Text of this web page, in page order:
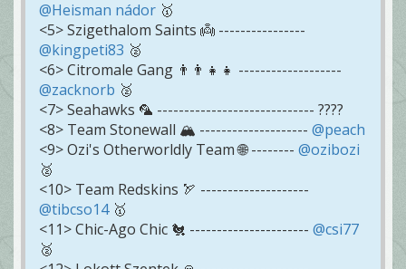
@Heisman nádor 🥇
<5> Szigethalom Saints 👼 ----------------
@kingpeti83 🥈
<6> Citromale Gang 👨‍👨‍👧‍👧 -------------------
@zacknorb 🥈
<7> Seahawks 🦜 ----------------------------- ????
<8> Team Stonewall 🏔️ -------------------- @peach
<9> Ozi's Otherworldly Team 🌐 -------- @ozibozi
🥈
<10> Team Redskins 🏹 --------------------
@tibcso14🥇
<11> Chic-Ago Chic 🐔 ---------------------- @csi77
🥈